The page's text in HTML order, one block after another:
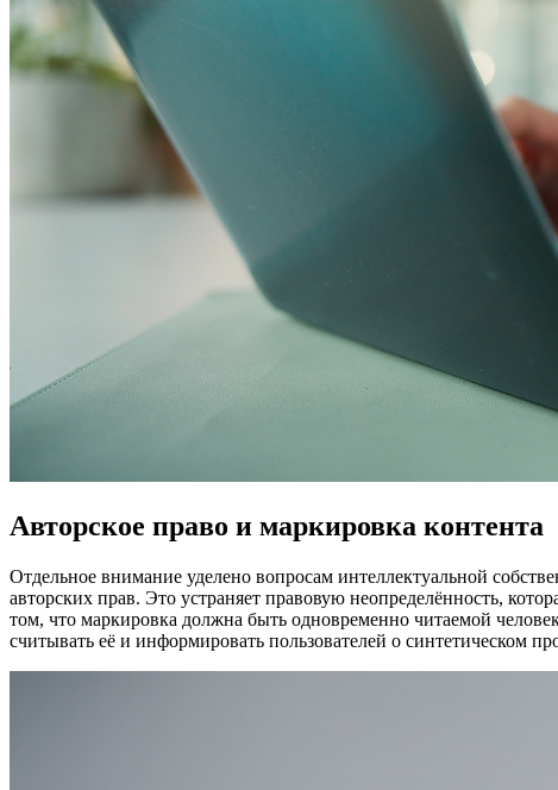
Авторское право и маркировка контента
Отдельное внимание уделено вопросам интеллектуальной
авторских прав. Это устраняет правовую неопределённость,
том, что маркировка должна быть одновременно читаемой
считывать её и информировать пользователей о синтетическом